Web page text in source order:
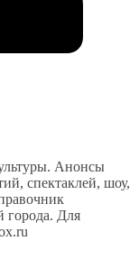
Анонсы
спектаклей, шоу,
города. Для